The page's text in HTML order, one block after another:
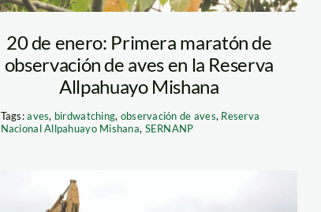
20 de enero: Primera maratón de
observación de aves en la Reserva
Allpahuayo Mishana
Tags:aves, birdwatching, observación de aves, Reserva
Nacional Allpahuayo Mishana, SERNANP